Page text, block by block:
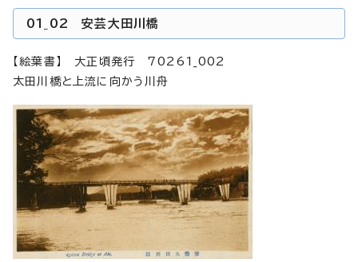
01_02 安芸大田川橋
【絵葉書】 大正頃発行 70261_002
太田川橋と上流に向かう川舟